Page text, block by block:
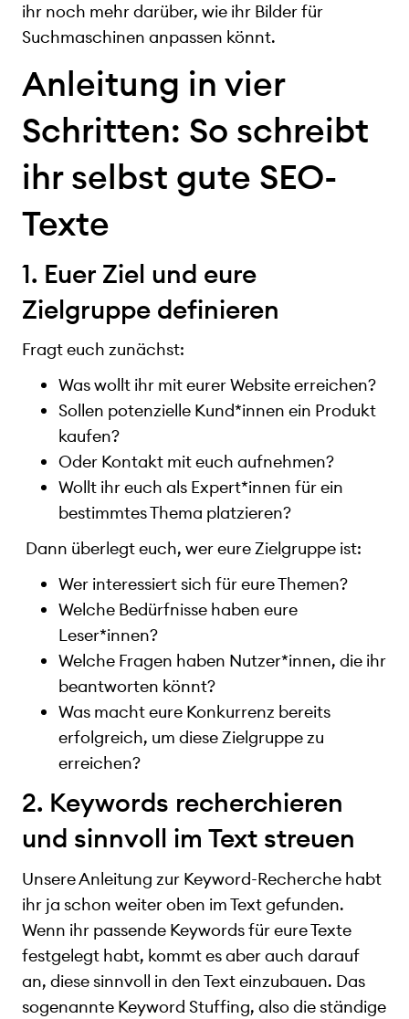
ihr noch mehr darüber, wie ihr Bilder für
Suchmaschinen anpassen könnt.
Anleitung in vier
Schritten: So schreibt
ihr selbst gute SEO-
Texte
1. Euer Ziel und eure
Zielgruppe definieren
Fragt euch zunächst:
Was wollt ihr mit eurer Website erreichen?
Sollen potenzielle Kund*innen ein Produkt
kaufen?
Oder Kontakt mit euch aufnehmen?
Wollt ihr euch als Expert*innen für ein
bestimmtes Thema platzieren?
Dann überlegt euch, wer eure Zielgruppe ist:
Wer interessiert sich für eure Themen?
Welche Bedürfnisse haben eure
Leser*innen?
Welche Fragen haben Nutzer*innen, die ihr
beantworten könnt?
Was macht eure Konkurrenz bereits
erfolgreich, um diese Zielgruppe zu
erreichen?
2. Keywords recherchieren
und sinnvoll im Text streuen
Unsere Anleitung zur Keyword-Recherche habt
ihr ja schon weiter oben im Text gefunden.
Wenn ihr passende Keywords für eure Texte
festgelegt habt, kommt es aber auch darauf
an, diese sinnvoll in den Text einzubauen. Das
sogenannte Keyword Stuffing, also die ständige